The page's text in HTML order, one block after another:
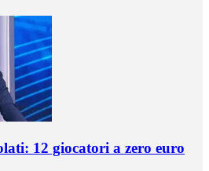
12 giocatori a zero euro